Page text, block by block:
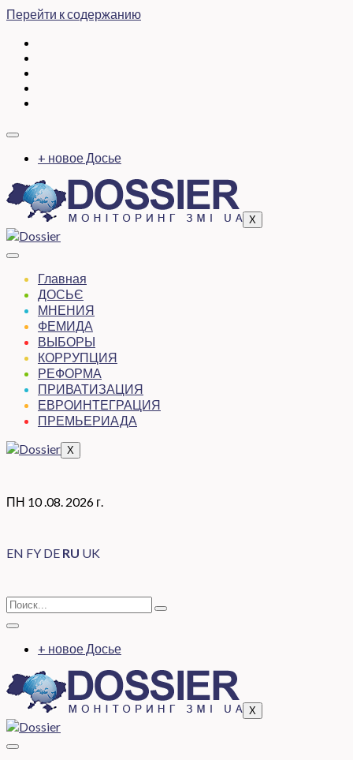
Перейти к содержанию
+ новое Досье
X
Главная
ДОСЬЄ
МНЕНИЯ
ФЕМИДА
ВЫБОРЫ
КОРРУПЦИЯ
РЕФОРМА
ПРИВАТИЗАЦИЯ
ЕВРОИНТЕГРАЦИЯ
ПРЕМЬЕРИАДА
X
ПН 10 .08. 2026 г.
EN FY DE RU UK
+ новое Досье
X